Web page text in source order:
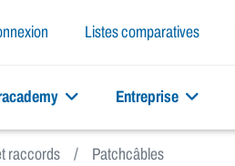
Listes comparatives
Entreprise
raccords Patchcâbles